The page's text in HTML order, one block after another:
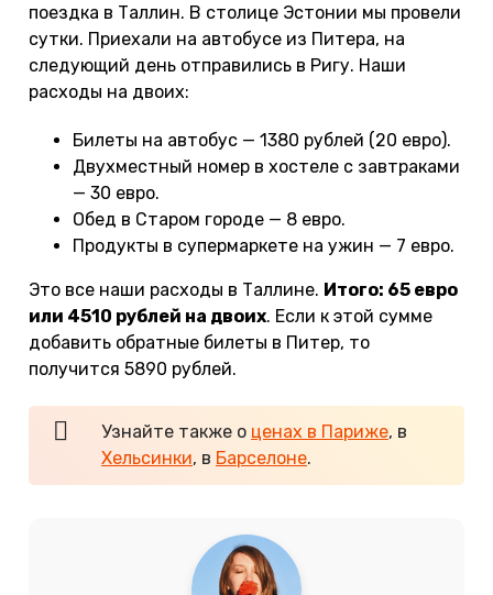
поездка в Таллин. В столице Эстонии мы провели
сутки. Приехали на автобусе из Питера, на
следующий день отправились в Ригу. Наши
расходы на двоих:
Билеты на автобус — 1380 рублей (20 евро).
Двухместный номер в хостеле с завтраками
— 30 евро.
Обед в Старом городе — 8 евро.
Продукты в супермаркете на ужин — 7 евро.
Это все наши расходы в Таллине. Итого: 65 евро
или 4510 рублей на двоих. Если к этой сумме
добавить обратные билеты в Питер, то
получится 5890 рублей.
Узнайте также о ценах в Париже, в
Хельсинки, в Барселоне.